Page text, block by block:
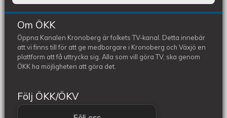
Om ÖKK
Öppna Kanalen Kronoberg är folkets TV-kanal. Detta innebär
att vi finns till för att ge medborgare i Kronoberg och Växjö en
plattform att få uttrycka sig. Alla som vill göra TV, ska genom
ÖKK ha möjligheten att göra det.
Följ ÖKK/ÖKV